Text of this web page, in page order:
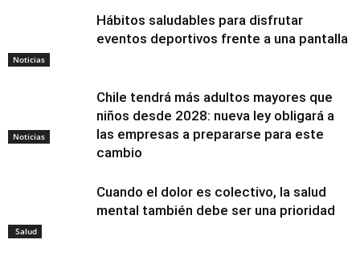
Noticias
Hábitos saludables para disfrutar
eventos deportivos frente a una pantalla
Noticias
Chile tendrá más adultos mayores que
niños desde 2028: nueva ley obligará a
las empresas a prepararse para este
cambio
Salud
Cuando el dolor es colectivo, la salud
mental también debe ser una prioridad